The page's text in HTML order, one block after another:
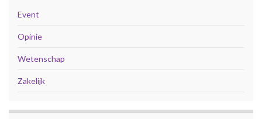
Event
Opinie
Wetenschap
Zakelijk